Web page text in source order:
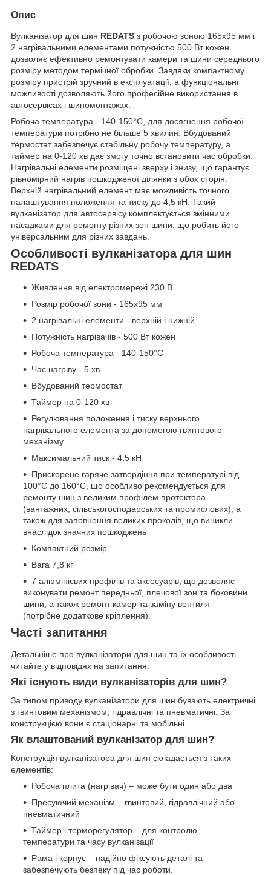
Опис
Вулканізатор для шин REDATS з робочою зоною 165х95 мм і
2 нагрівальними елементами потужністю 500 Вт кожен
дозволяє ефективно ремонтувати камери та шини середнього
розміру методом термічної обробки. Завдяки компактному
розміру пристрій зручний в експлуатації, а функціональні
можливості дозволяють його професійне використання в
автосервісах і шиномонтажах.
Робоча температура - 140-150°C, для досягнення робочої
температури потрібно не більше 5 хвилин. Вбудований
термостат забезпечує стабільну робочу температуру, а
таймер на 0-120 хв дає змогу точно встановити час обробки.
Нагрівальні елементи розміщені зверху і знизу, що гарантує
рівномірний нагрів пошкодженої ділянки з обох сторін.
Верхній нагрівальний елемент має можливість точного
налаштування положення та тиску до 4,5 кН. Такий
вулканізатор для автосервісу комплектується змінними
насадками для ремонту різних зон шини, що робить його
універсальним для різних завдань.
Особливості вулканізатора для шин
REDATS
Живлення від електромережі 230 В
Розмір робочої зони - 165х95 мм
2 нагрівальні елементи - верхній і нижній
Потужність нагрівачів - 500 Вт кожен
Робоча температура - 140-150°C
Час нагріву - 5 хв
Вбудований термостат
Таймер на 0-120 хв
Регулювання положення і тиску верхнього
нагрівального елемента за допомогою гвинтового
механізму
Максимальний тиск - 4,5 кН
Прискорене гаряче затвердіння при температурі від
100°C до 160°C, що особливо рекомендується для
ремонту шин з великим профілем протектора
(вантажних, сільськогосподарських та промислових), а
також для заповнення великих проколів, що виникли
внаслідок значних пошкоджень
Компактний розмір
Вага 7,8 кг
7 алюмінієвих профілів та аксесуарів, що дозволяє
виконувати ремонт передньої, плечової зон та боковини
шини, а також ремонт камер та заміну вентиля
(потрібне додаткове кріплення).
Часті запитання
Детальніше про вулканізатори для шин та їх особливості
читайте у відповідях на запитання.
Які існують види вулканізаторів для шин?
За типом приводу вулканізатори для шин бувають електричні
з гвинтовим механізмом, гідравлічні та пневматичні. За
конструкцією вони є стаціонарні та мобільні.
Як влаштований вулканізатор для шин?
Конструкція вулканізатора для шин складається з таких
елементів:
Робоча плита (нагрівач) – може бути один або два
Пресуючий механізм – гвинтовий, гідравлічний або
пневматичний
Таймер і терморегулятор – для контролю
температури та часу вулканізації
Рама і корпус – надійно фіксують деталі та
забезпечують безпеку під час роботи.